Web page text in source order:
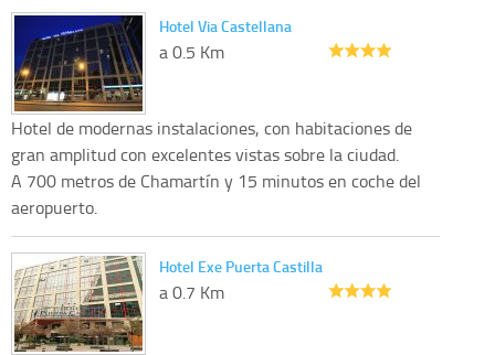
Hotel Via Castellana
a 0.5 Km
Hotel de modernas instalaciones, con habitaciones de
gran amplitud con excelentes vistas sobre la ciudad.
A 700 metros de Chamartín y 15 minutos en coche del
aeropuerto.
Hotel Exe Puerta Castilla
a 0.7 Km